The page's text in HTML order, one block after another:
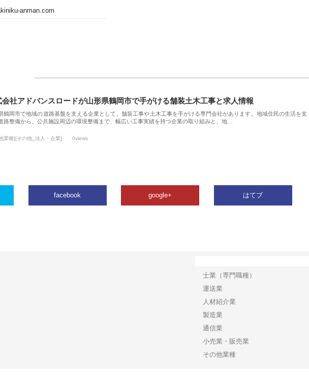
anman.com
会社アドバンスロードが山形県鶴岡市で手がける舗装土木工事と求人情報
鶴岡市で地域の道路基盤を支える企業として、舗装工事や土木工事を手がける専門会社があります。地域住民の生活を支
路整備から、公共施設周辺の環境整備まで、幅広い工事実績を持つ企業の取り組みと、地…
業種][その他_法人・企業] 0views
facebook google+ はてブ
士業（専門職種）
運送業
人材紹介業
製造業
通信業
小売業・販売業
その他業種